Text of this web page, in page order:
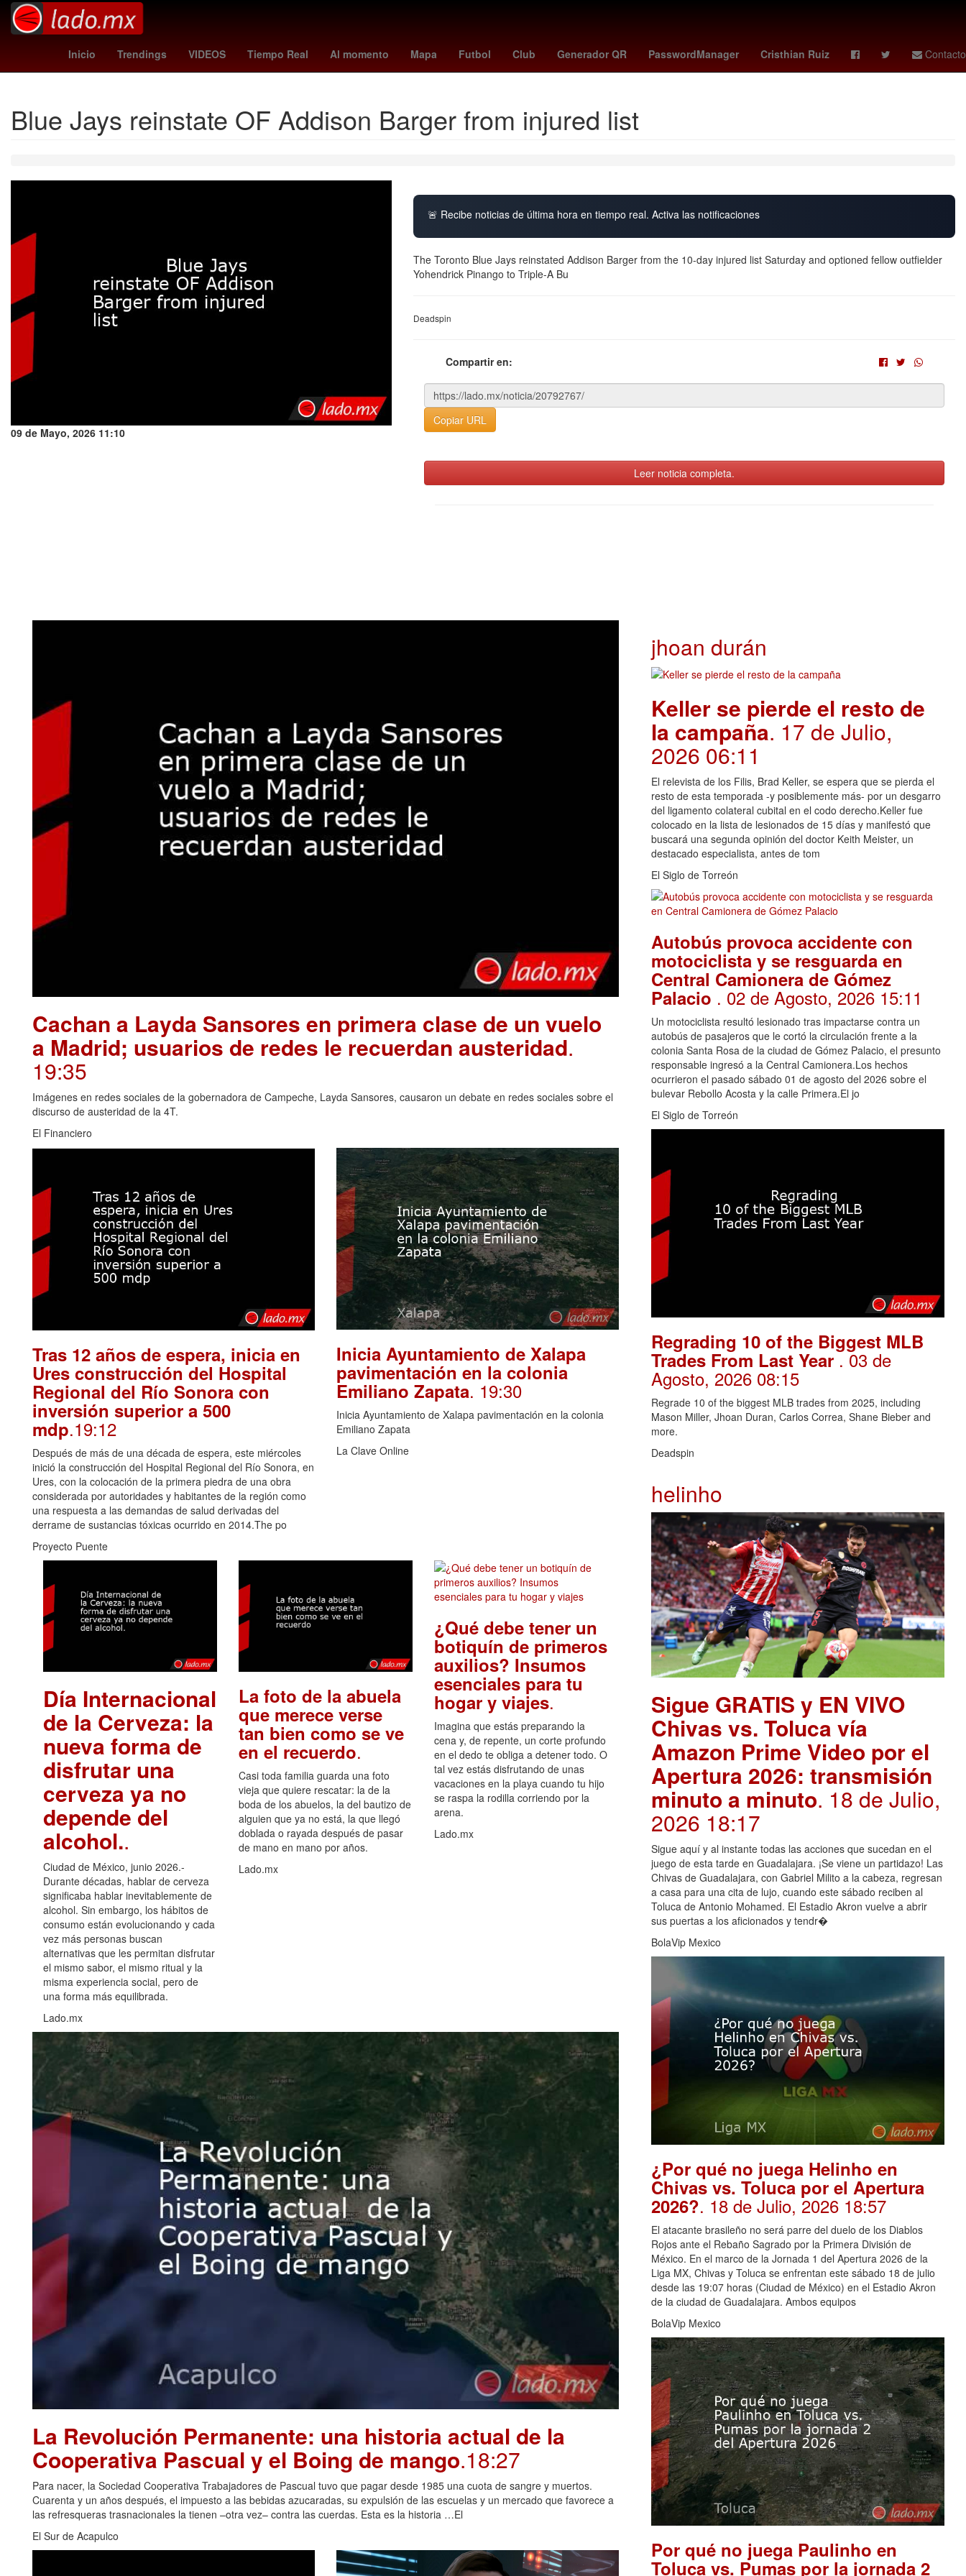
Inicio Trendings VIDEOS Tiempo Real Al momento Mapa Futbol Club Generador QR PasswordManager Cristhian Ruiz Contacto
federico viñas Licencia La mentira 27 de marzo 2024 Nueva York bouanga real cartagena - américa Rusia Lothar Matthäus
Blue Jays reinstate OF Addison Barger from injured list
09 de Mayo, 2026 11:10
🚨 Recibe noticias de última hora en tiempo real. Activa las notificaciones
The Toronto Blue Jays reinstated Addison Barger from the 10-day injured list Saturday and optioned fellow outfielder
Yohendrick Pinango to Triple-A Bu
Deadspin
Compartir en:
Copiar URL
Leer noticia completa.
Cachan a Layda Sansores en primera clase de un vuelo
a Madrid; usuarios de redes le recuerdan austeridad.
19:35
Imágenes en redes sociales de la gobernadora de Campeche, Layda Sansores, causaron un debate en redes sociales sobre el
discurso de austeridad de la 4T.
El Financiero
Tras 12 años de espera, inicia en
Ures construcción del Hospital
Regional del Río Sonora con
inversión superior a 500
mdp.19:12
Después de más de una década de espera, este miércoles
inició la construcción del Hospital Regional del Río Sonora, en
Ures, con la colocación de la primera piedra de una obra
considerada por autoridades y habitantes de la región como
una respuesta a las demandas de salud derivadas del
derrame de sustancias tóxicas ocurrido en 2014.The po
Proyecto Puente
Inicia Ayuntamiento de Xalapa
pavimentación en la colonia
Emiliano Zapata. 19:30
Inicia Ayuntamiento de Xalapa pavimentación en la colonia
Emiliano Zapata
La Clave Online
Día Internacional
de la Cerveza: la
nueva forma de
disfrutar una
cerveza ya no
depende del
alcohol..
Ciudad de México, junio 2026.-
Durante décadas, hablar de cerveza
significaba hablar inevitablemente de
alcohol. Sin embargo, los hábitos de
consumo están evolucionando y cada
vez más personas buscan
alternativas que les permitan disfrutar
el mismo sabor, el mismo ritual y la
misma experiencia social, pero de
una forma más equilibrada.
Lado.mx
La foto de la abuela
que merece verse
tan bien como se ve
en el recuerdo.
Casi toda familia guarda una foto
vieja que quiere rescatar: la de la
boda de los abuelos, la del bautizo de
alguien que ya no está, la que llegó
doblada o rayada después de pasar
de mano en mano por años.
Lado.mx
¿Qué debe tener un
botiquín de primeros
auxilios? Insumos
esenciales para tu
hogar y viajes.
Imagina que estás preparando la
cena y, de repente, un corte profundo
en el dedo te obliga a detener todo. O
tal vez estás disfrutando de unas
vacaciones en la playa cuando tu hijo
se raspa la rodilla corriendo por la
arena.
Lado.mx
La Revolución Permanente: una historia actual de la
Cooperativa Pascual y el Boing de mango.18:27
Para nacer, la Sociedad Cooperativa Trabajadores de Pascual tuvo que pagar desde 1985 una cuota de sangre y muertos.
Cuarenta y un años después, el impuesto a las bebidas azucaradas, su expulsión de las escuelas y un mercado que favorece a
las refresqueras trasnacionales la tienen –otra vez– contra las cuerdas. Esta es la historia …El
El Sur de Acapulco
jhoan durán
Keller se pierde el resto de
la campaña. 17 de Julio,
2026 06:11
El relevista de los Filis, Brad Keller, se espera que se pierda el
resto de esta temporada -y posiblemente más- por un desgarro
del ligamento colateral cubital en el codo derecho.Keller fue
colocado en la lista de lesionados de 15 días y manifestó que
buscará una segunda opinión del doctor Keith Meister, un
destacado especialista, antes de tom
El Siglo de Torreón
Autobús provoca accidente con
motociclista y se resguarda en
Central Camionera de Gómez
Palacio . 02 de Agosto, 2026 15:11
Un motociclista resultó lesionado tras impactarse contra un
autobús de pasajeros que le cortó la circulación frente a la
colonia Santa Rosa de la ciudad de Gómez Palacio, el presunto
responsable ingresó a la Central Camionera.Los hechos
ocurrieron el pasado sábado 01 de agosto del 2026 sobre el
bulevar Rebollo Acosta y la calle Primera.El jo
El Siglo de Torreón
Regrading 10 of the Biggest MLB
Trades From Last Year. 03 de
Agosto, 2026 08:15
Regrade 10 of the biggest MLB trades from 2025, including
Mason Miller, Jhoan Duran, Carlos Correa, Shane Bieber and
more.
Deadspin
helinho
Sigue GRATIS y EN VIVO
Chivas vs. Toluca vía
Amazon Prime Video por el
Apertura 2026: transmisión
minuto a minuto. 18 de Julio,
2026 18:17
Sigue aquí y al instante todas las acciones que sucedan en el
juego de esta tarde en Guadalajara. ¡Se viene un partidazo! Las
Chivas de Guadalajara, con Gabriel Milito a la cabeza, regresan
a casa para una cita de lujo, cuando este sábado reciben al
Toluca de Antonio Mohamed. El Estadio Akron vuelve a abrir
sus puertas a los aficionados y tendr�
BolaVip Mexico
¿Por qué no juega Helinho en
Chivas vs. Toluca por el Apertura
2026?. 18 de Julio, 2026 18:57
El atacante brasileño no será parre del duelo de los Diablos
Rojos ante el Rebaño Sagrado por la Primera División de
México. En el marco de la Jornada 1 del Apertura 2026 de la
Liga MX, Chivas y Toluca se enfrentan este sábado 18 de julio
desde las 19:07 horas (Ciudad de México) en el Estadio Akron
de la ciudad de Guadalajara. Ambos equipos
BolaVip Mexico
Por qué no juega Paulinho en
Toluca vs. Pumas por la jornada 2